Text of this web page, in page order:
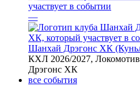
—
Шанхай Дрэгонс ХК
КХЛ 2026/2027,
Дрэгонс ХК
все события